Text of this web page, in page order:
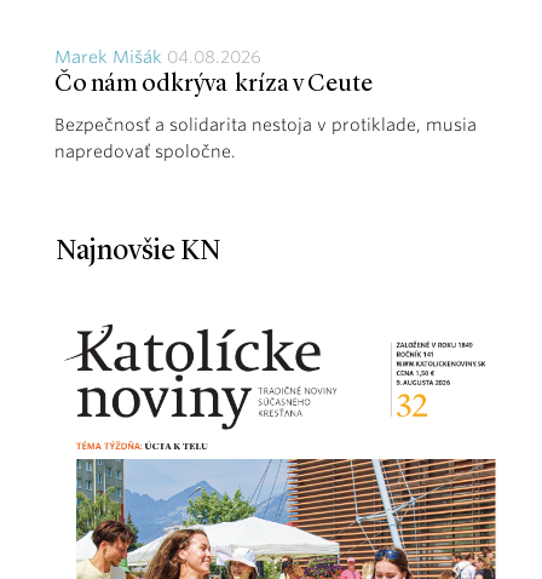
Marek Mišák 04.08.2026
Čo nám odkrýva kríza v Ceute
Bezpečnosť a solidarita nestoja v protiklade, musia
napredovať spoločne.
Najnovšie KN